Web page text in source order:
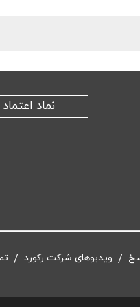
نماد
ویدیوهای شرکت رکورد